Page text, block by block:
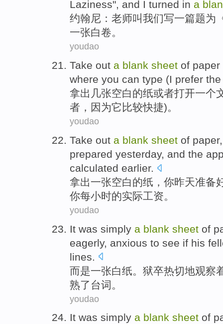
Laziness", and I turned in a
约翰尼 ： 老师叫我们写一篇题为
一张白卷。
youdao
Take out a blank sheet of paper
where you can type (I prefer
拿出 几张空白的纸或者打开一个
者 ， 因为它 比较快捷)。
youdao
Take out a blank sheet of paper
prepared yesterday, and the
calculated earlier.
拿出一张空白的纸 ， 你昨天准备
你每小时的实际工资。
youdao
It was simply a blank sheet of
eagerly, anxious to see if his
lines
而是一张白纸 。 狱卒热切地观察
熟了台词 。
youdao
It was simply a blank sheet of